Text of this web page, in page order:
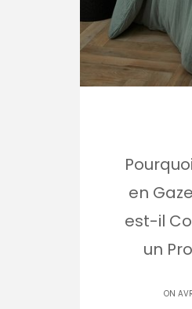
en
est-il
un
ON